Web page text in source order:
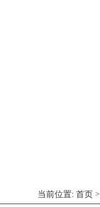
当前位置: 首页 >